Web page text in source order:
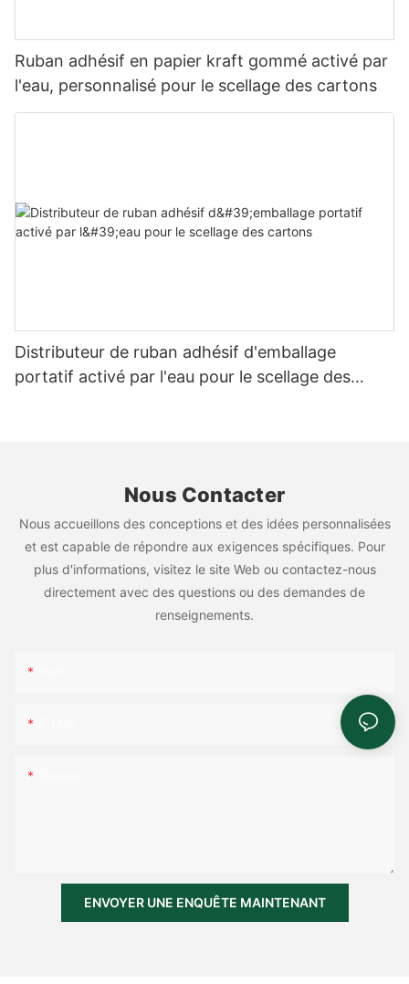
Ruban adhésif en papier kraft gommé activé par
l'eau, personnalisé pour le scellage des cartons
Distributeur de ruban adhésif d'emballage
portatif activé par l'eau pour le scellage des
Nous Contacter
Nous accueillons des conceptions et des idées personnalisées
et est capable de répondre aux exigences spécifiques. Pour
plus d'informations, visitez le site Web ou contactez-nous
directement avec des questions ou des demandes de
renseignements.
ENVOYER UNE ENQUÊTE MAINTENANT